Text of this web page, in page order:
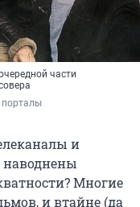
части
порталы
и
наводнены
Многие
и втайне (да